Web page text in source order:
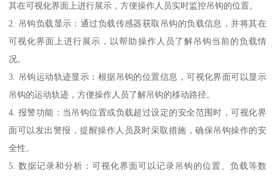
其在可视化界面上进行展示，方便操作人员实时监控吊钩的位置。
2. 吊钩负载显示：通过负载传感器获取吊钩的负载信息，并将其在
可视化界面上进行展示，以帮助操作人员了解吊钩当前的负载情
况。
3. 吊钩运动轨迹显示：根据吊钩的位置信息，可视化界面可以显示
吊钩的运动轨迹，方便操作人员了解吊钩的移动路径。
4. 报警功能：当吊钩位置或负载超过设定的安全范围时，可视化界
面可以发出警报，提醒操作人员及时采取措施，确保吊钩操作的安
全性。
5. 数据记录和分析：可视化界面可以记录吊钩的位置、负载等数